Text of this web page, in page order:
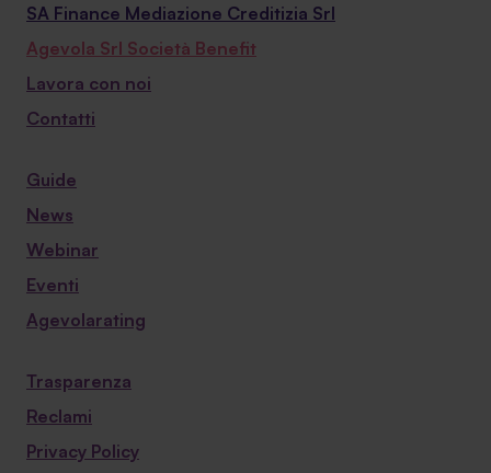
SA Finance Mediazione Creditizia Srl
Agevola Srl Società Benefit
Lavora con noi
Contatti
Guide
News
Webinar
Eventi
Agevolarating
Trasparenza
Reclami
Privacy Policy